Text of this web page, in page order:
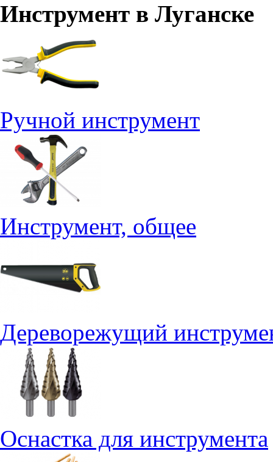
Инструмент в Луганске
Ручной инструмент
Инструмент, общее
Дереворежущий
Оснастка для инструмента